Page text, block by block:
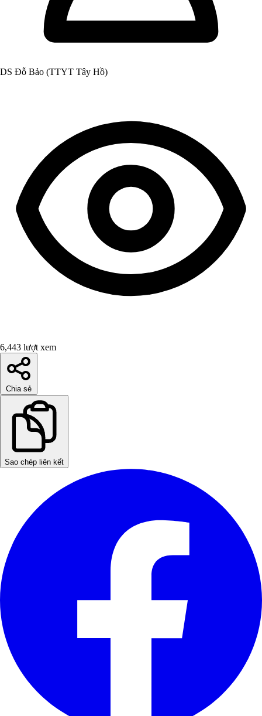
DS Đỗ Bảo (TTYT Tây Hồ)
6,443 lượt xem
Chia sẻ
Sao chép liên kết